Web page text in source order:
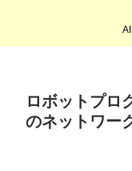
ロボットプロ
のネットワー